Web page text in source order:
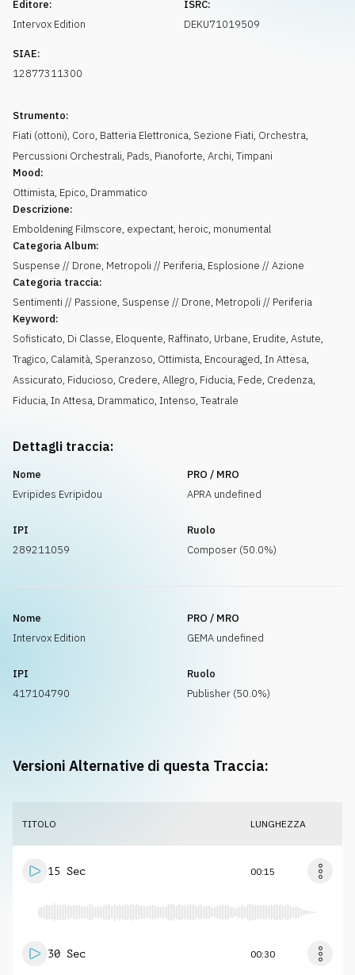
Editore:
Intervox Edition
ISRC:
DEKU71019509
SIAE:
12877311300
Strumento:
Fiati (ottoni), Coro, Batteria Elettronica, Sezione Fiati, Orchestra,
Percussioni Orchestrali, Pads, Pianoforte, Archi, Timpani
Mood:
Ottimista, Epico, Drammatico
Descrizione:
Emboldening Filmscore, expectant, heroic, monumental
Categoria Album:
Suspense // Drone, Metropoli // Periferia, Esplosione // Azione
Categoria traccia:
Sentimenti // Passione, Suspense // Drone, Metropoli // Periferia
Keyword:
Sofisticato, Di Classe, Eloquente, Raffinato, Urbane, Erudite, Astute,
Tragico, Calamità, Speranzoso, Ottimista, Encouraged, In Attesa,
Assicurato, Fiducioso, Credere, Allegro, Fiducia, Fede, Credenza,
Fiducia, In Attesa, Drammatico, Intenso, Teatrale
Dettagli traccia:
Nome
Evripides Evripidou
PRO / MRO
APRA undefined
IPI
289211059
Ruolo
Composer (50.0%)
Nome
Intervox Edition
PRO / MRO
GEMA undefined
IPI
417104790
Ruolo
Publisher (50.0%)
Versioni Alternative di questa Traccia:
TITOLO LUNGHEZZA
15 Sec 00:15
30 Sec 00:30